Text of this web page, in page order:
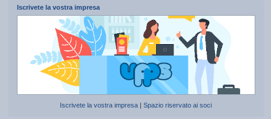
Iscrivete la vostra impresa
Iscrivete la vostra impresa |Spazio riservato ai soci